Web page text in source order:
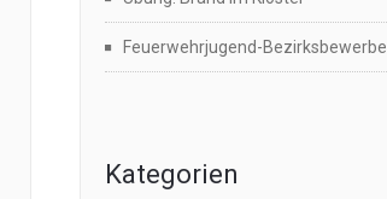
Feuerwehrjugend-Bezirksbewerbe
Kategorien